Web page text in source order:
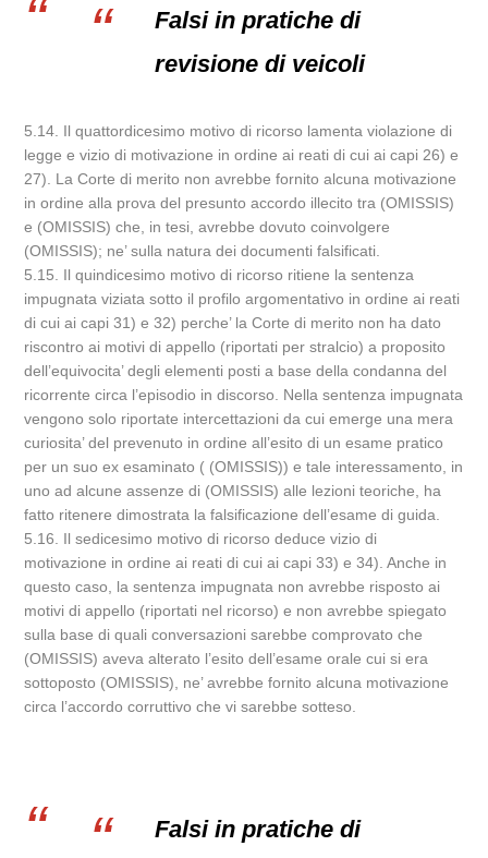
Falsi in pratiche di
revisione di veicoli
5.14. Il quattordicesimo motivo di ricorso lamenta violazione di
legge e vizio di motivazione in ordine ai reati di cui ai capi 26) e
27). La Corte di merito non avrebbe fornito alcuna motivazione
in ordine alla prova del presunto accordo illecito tra (OMISSIS)
e (OMISSIS) che, in tesi, avrebbe dovuto coinvolgere
(OMISSIS); ne’ sulla natura dei documenti falsificati.
5.15. Il quindicesimo motivo di ricorso ritiene la sentenza
impugnata viziata sotto il profilo argomentativo in ordine ai reati
di cui ai capi 31) e 32) perche’ la Corte di merito non ha dato
riscontro ai motivi di appello (riportati per stralcio) a proposito
dell’equivocita’ degli elementi posti a base della condanna del
ricorrente circa l’episodio in discorso. Nella sentenza impugnata
vengono solo riportate intercettazioni da cui emerge una mera
curiosita’ del prevenuto in ordine all’esito di un esame pratico
per un suo ex esaminato ( (OMISSIS)) e tale interessamento, in
uno ad alcune assenze di (OMISSIS) alle lezioni teoriche, ha
fatto ritenere dimostrata la falsificazione dell’esame di guida.
5.16. Il sedicesimo motivo di ricorso deduce vizio di
motivazione in ordine ai reati di cui ai capi 33) e 34). Anche in
questo caso, la sentenza impugnata non avrebbe risposto ai
motivi di appello (riportati nel ricorso) e non avrebbe spiegato
sulla base di quali conversazioni sarebbe comprovato che
(OMISSIS) aveva alterato l’esito dell’esame orale cui si era
sottoposto (OMISSIS), ne’ avrebbe fornito alcuna motivazione
circa l’accordo corruttivo che vi sarebbe sotteso.
Falsi in pratiche di